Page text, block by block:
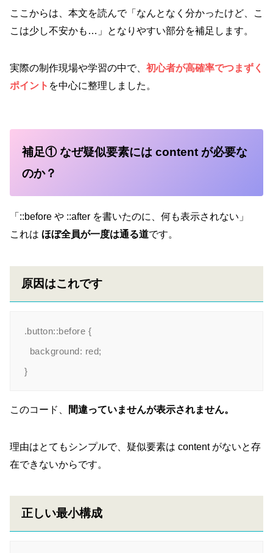
ここからは、本文を読んで「なんとなく分かったけど、こ
こは少し不安かも…」となりやすい部分を補足します。
実際の制作現場や学習の中で、 初心者が高確率でつまずく
ポイント を中心に整理しました。
補足① なぜ疑似要素には content が必要な
のか？
「::before や ::after を書いたのに、何も表示されない」
これは ほぼ全員が一度は通る道です。
原因はこれです
.button::before {
このコード、 間違っていませんが表示されません。
理由はとてもシンプルで、疑似要素は content がないと存
在できないからです。
正しい最小構成